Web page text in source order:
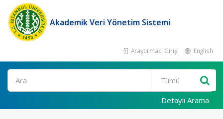
Akademik Veri Yönetim Sistemi
Araştırmacı Girişi English
Ara
Detaylı Arama